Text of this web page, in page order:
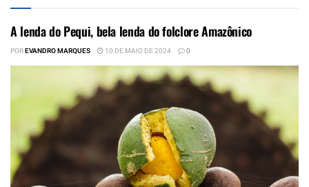
A lenda do Pequi, bela lenda do folclore Amazônico
POREVANDRO MARQUES 10 DE MAIO DE 2024 0